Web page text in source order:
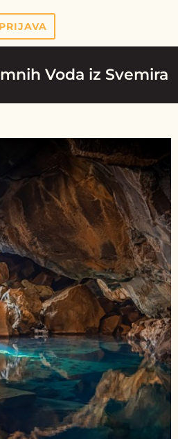
PRIJAVA
Voda iz Svemira